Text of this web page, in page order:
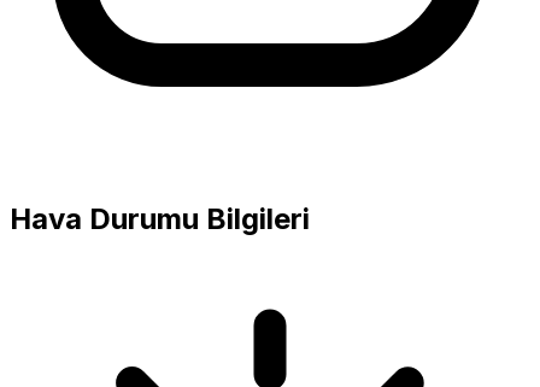
Hava Durumu Bilgileri